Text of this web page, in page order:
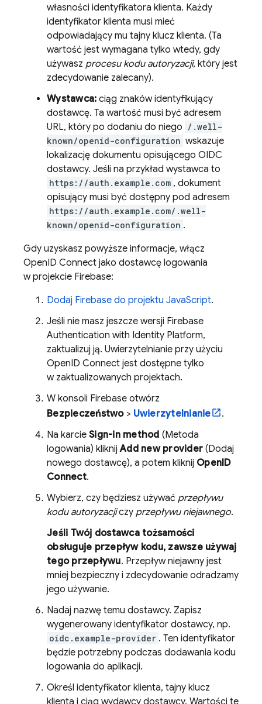
własności identyfikatora klienta. Każdy
identyfikator klienta musi mieć
odpowiadający mu tajny klucz klienta. (Ta
wartość jest wymagana tylko wtedy, gdy
używasz procesu kodu autoryzacji, który jest
zdecydowanie zalecany).
Wystawca: ciąg znaków identyfikujący
dostawcę. Ta wartość musi być adresem
URL, który po dodaniu do niego /.well-
known/openid-configuration wskazuje
lokalizację dokumentu opisującego OIDC
dostawcy. Jeśli na przykład wystawca to
https://auth.example.com , dokument
opisujący musi być dostępny pod adresem
https://auth.example.com/.well-
known/openid-configuration .
Gdy uzyskasz powyższe informacje, włącz
OpenID Connect jako dostawcę logowania
w projekcie Firebase:
Dodaj Firebase do projektu JavaScript.
Jeśli nie masz jeszcze wersji Firebase
Authentication with Identity Platform,
zaktualizuj ją. Uwierzytelnianie przy użyciu
OpenID Connect jest dostępne tylko
w zaktualizowanych projektach.
W konsoli Firebase otwórz
Bezpieczeństwo> Uwierzytelnianie
.
Na karcie Sign-in method (Metoda
logowania) kliknijAdd new provider (Dodaj
nowego dostawcę), a potem kliknij OpenID
Connect.
Wybierz, czy będziesz używać przepływu
kodu autoryzacjiczy przepływu niejawnego.
Jeśli Twój dostawca tożsamości
obsługuje przepływ kodu, zawsze używaj
tego przepływu. Przepływ niejawny jest
mniej bezpieczny i zdecydowanie odradzamy
jego używanie.
Nadaj nazwę temu dostawcy. Zapisz
wygenerowany identyfikator dostawcy, np.
oidc.example-provider . Ten identyfikator
będzie potrzebny podczas dodawania kodu
logowania do aplikacji.
Określ identyfikator klienta, tajny klucz
klienta i ciąg wydawcy dostawcy. Wartości te